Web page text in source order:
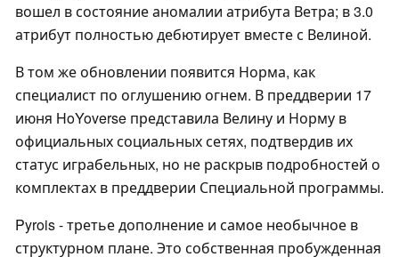
вошел в состояние аномалии атрибута Ветра; в 3.0
атрибут полностью дебютирует вместе с Велиной.
В том же обновлении появится Норма, как
специалист по оглушению огнем. В преддверии 17
июня HoYoverse представила Велину и Норму в
официальных социальных сетях, подтвердив их
статус играбельных, но не раскрыв подробностей о
комплектах в преддверии Специальной программы.
Pyrois - третье дополнение и самое необычное в
структурном плане. Это собственная пробужденная